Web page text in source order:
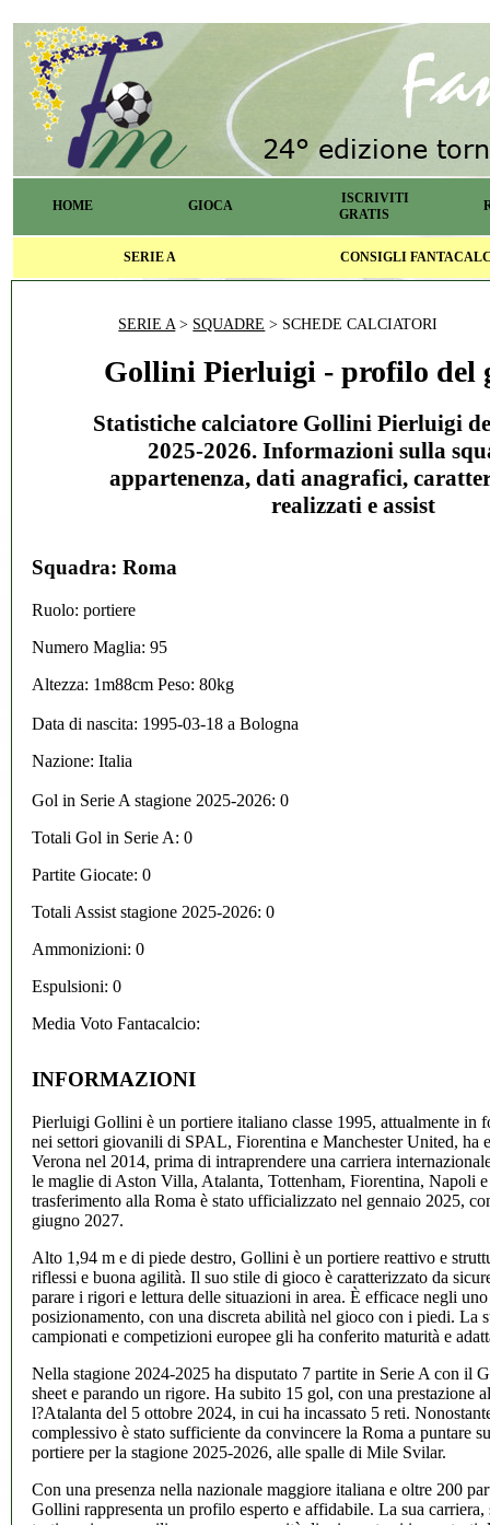
HOME GIOCA
ISCRIVITI
GRATIS
SERIE A CONSIGLI
SERIE A> SQUADRE > SCHEDE CALCIATORI
Gollini Pierluigi - profilo del
Statistiche calciatore Gollini Pierluigi
2025-2026. Informazioni sulla
appartenenza, dati anagrafici,
realizzati e assist
Squadra: Roma
Ruolo: portiere
Numero Maglia: 95
Altezza: 1m88cm Peso: 80kg
Data di nascita: 1995-03-18 a Bologna
Nazione: Italia
Gol in Serie A stagione 2025-2026: 0
Totali Gol in Serie A: 0
Partite Giocate: 0
Totali Assist stagione 2025-2026: 0
Ammonizioni: 0
Espulsioni: 0
Media Voto Fantacalcio:
INFORMAZIONI
Pierluigi Gollini è un portiere italiano classe 1995, attualmente in
nei settori giovanili di SPAL, Fiorentina e Manchester United, ha
Verona nel 2014, prima di intraprendere una carriera
le maglie di Aston Villa, Atalanta, Tottenham, Fiorentina, Napoli
trasferimento alla Roma è stato ufficializzato nel gennaio 2025,
giugno 2027.
Alto 1,94 m e di piede destro, Gollini è un portiere reattivo e
riflessi e buona agilità. Il suo stile di gioco è caratterizzato da
parare i rigori e lettura delle situazioni in area. È efficace negli
posizionamento, con una discreta abilità nel gioco con i piedi. La
campionati e competizioni europee gli ha conferito maturità e
Nella stagione 2024-2025 ha disputato 7 partite in Serie A con il
sheet e parando un rigore. Ha subito 15 gol, con una prestazione
l?Atalanta del 5 ottobre 2024, in cui ha incassato 5 reti.
complessivo è stato sufficiente da convincere la Roma a puntare
portiere per la stagione 2025-2026, alle spalle di Mile Svilar.
Con una presenza nella nazionale maggiore italiana e oltre 200
Gollini rappresenta un profilo esperto e affidabile. La sua carriera,